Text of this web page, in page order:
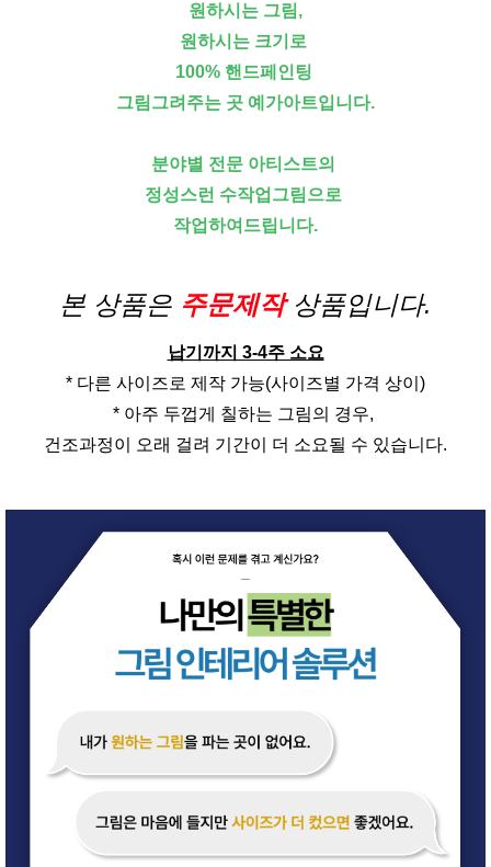
원하시는 그림,
원하시는 크기로
100% 핸드페인팅
그림그려주는 곳 예가아트입니다.
분야별 전문 아티스트의
정성스런 수작업그림으로
작업하여드립니다.
본 상품은 주문제작 상품입니다.
납기까지 3-4주 소요
* 다른 사이즈로 제작 가능(사이즈별 가격 상이)
* 아주 두껍게 칠하는 그림의 경우,
건조과정이 오래 걸려 기간이 더 소요될 수 있습니다.